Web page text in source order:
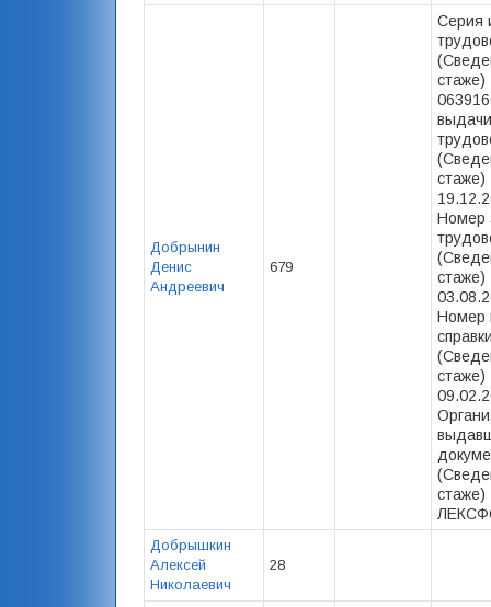
Добрынин
Денис
Андреевич
679
Серия
выдачи
стаже)
Номер
Номер
стаже)
стаже)
Добрышкин
Алексей
Николаевич
28